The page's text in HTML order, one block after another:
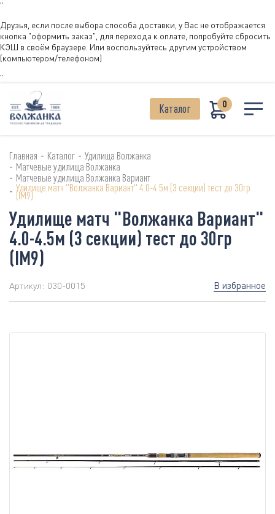
"
Друзья, если после выбора способа доставки, у Вас не отображается
кнопка "оформить заказ", для перехода к оплате, попробуйте сбросить
КЭШ в своём браузере. Или воспользуйтесь другим устройством
(компьютером/телефоном)
"
Каталог 0
Главная - Каталог - Удилища Волжанка
- Матчевые удилища Волжанка
- Матчевые удилища Волжанка Вариант
- Удилище матч "Волжанка Вариант" 4.0-4.5м (3 секции) тест до 30гр
(IM9)
Удилище матч "Волжанка Вариант"
4.0-4.5м (3 секции) тест до 30гр
(IM9)
Артикул: 030-0015 В избранное